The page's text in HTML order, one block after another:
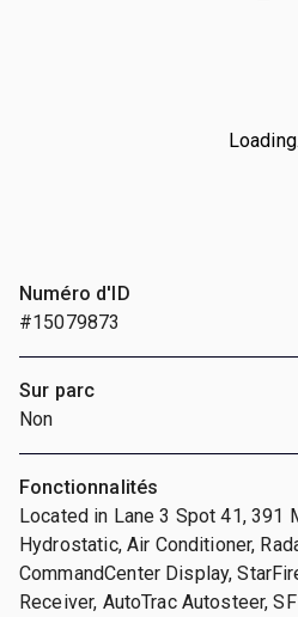
Numéro d'ID
#15079873
Sur parc
Non
Fonctionnalités
Located in Lane 3 Spot 41, 391
Hydrostatic, Air Conditioner,
CommandCenter Display,
Receiver, AutoTrac Autosteer,